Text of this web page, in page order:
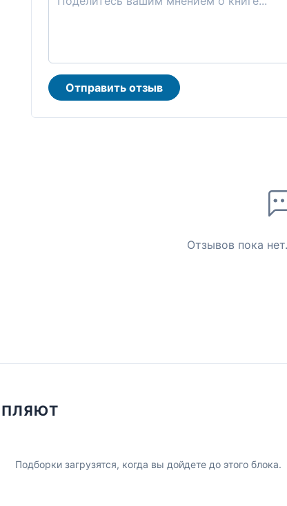
Отправить отзыв
Отзывов пока
Подборки загрузятся, когда вы дойдете до этого блока.